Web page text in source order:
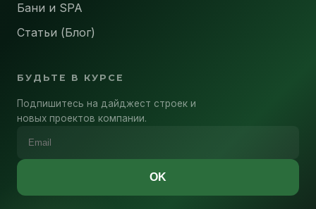
Бани и SPA
Статьи (Блог)
БУДЬТЕ В КУРСЕ
Подпишитесь на дайджест строек и
новых проектов компании.
OK